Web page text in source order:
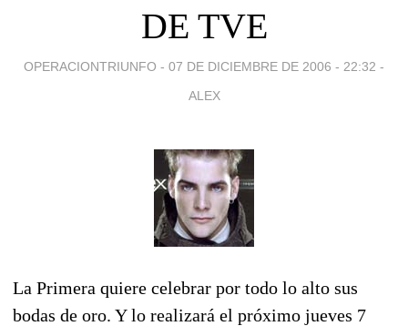
DE TVE
OPERACIONTRIUNFO - 07 DE DICIEMBRE DE 2006 - 22:32 -
ALEX
La Primera quiere celebrar por todo lo alto sus
bodas de oro. Y lo realizará el próximo jueves 7